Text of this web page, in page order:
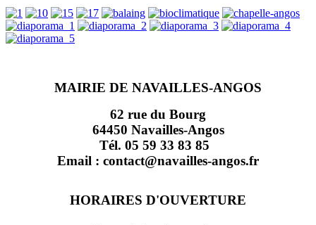
MAIRIE DE NAVAILLES-ANGOS
62 rue du Bourg
64450 Navailles-Angos
Tél. 05 59 33 83 85
Email : contact@navailles-angos.fr
HORAIRES D'OUVERTURE